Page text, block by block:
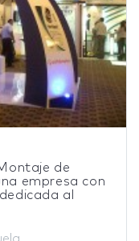
de
empresa con
al